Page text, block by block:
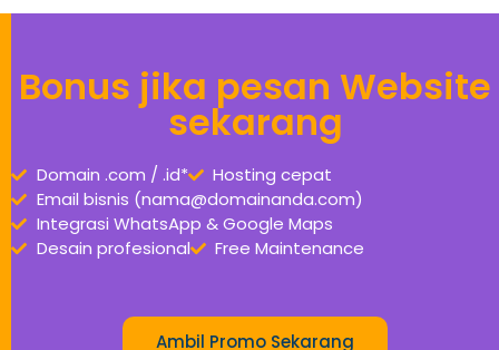
Bonus jika pesan Website
sekarang
Domain .com / .id*
Hosting cepat
Email bisnis (nama@domainanda.com)
Integrasi WhatsApp & Google Maps
Desain profesional
Free Maintenance
Ambil Promo Sekarang